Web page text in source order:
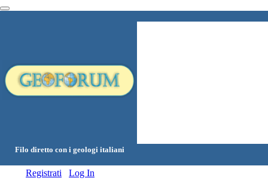
Filo diretto con i geologi italiani
Registrati Log In